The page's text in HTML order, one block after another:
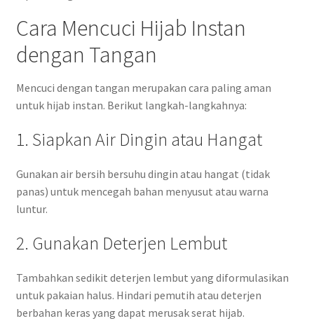
Cara Mencuci Hijab Instan
dengan Tangan
Mencuci dengan tangan merupakan cara paling aman
untuk hijab instan. Berikut langkah-langkahnya:
1. Siapkan Air Dingin atau Hangat
Gunakan air bersih bersuhu dingin atau hangat (tidak
panas) untuk mencegah bahan menyusut atau warna
luntur.
2. Gunakan Deterjen Lembut
Tambahkan sedikit deterjen lembut yang diformulasikan
untuk pakaian halus. Hindari pemutih atau deterjen
berbahan keras yang dapat merusak serat hijab.